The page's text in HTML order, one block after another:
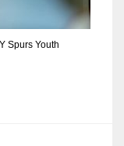
Spurs Youth